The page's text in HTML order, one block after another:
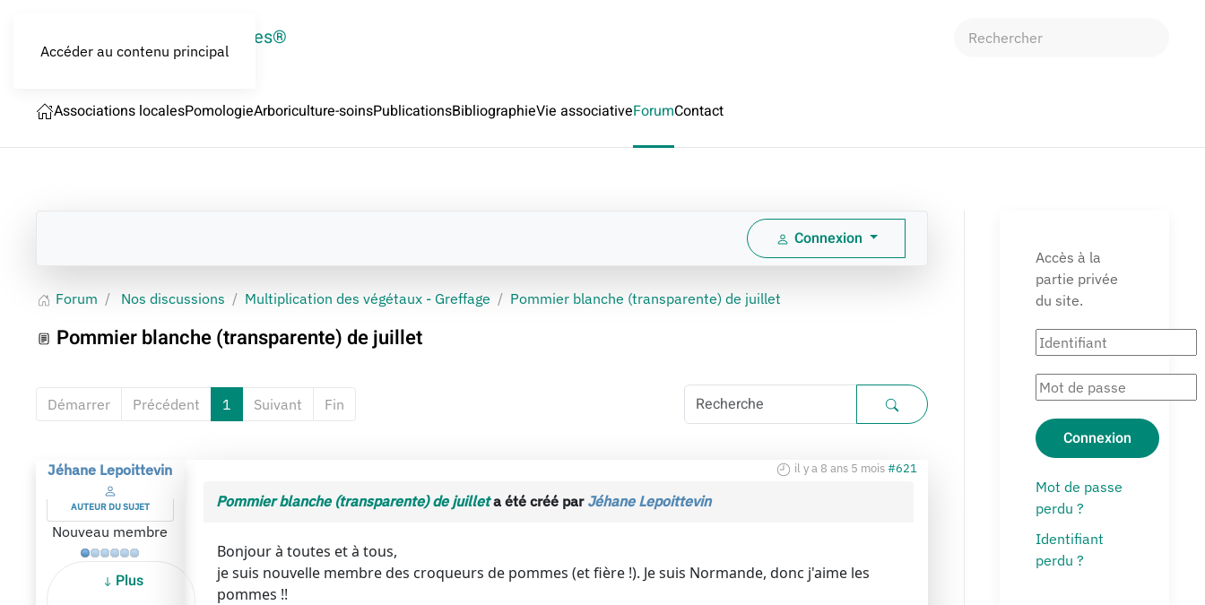
Accéder au contenu principal
LES CROQUEURS de pommes®
Associations localesPomologieArboriculture-soinsPublicationsBibliographieVie associativeForumContact
Connexion
Forum Nos discussions Multiplication des végétaux - Greffage Pommier blanche (transparente) de juillet
Pommier blanche (transparente) de juillet
Démarrer Précédent 1 Suivant Fin
Jéhane Lepoittevin
AUTEUR DU SUJET
Nouveau membre
Plus
il y a 8 ans 5 mois#621
Pommier blanche (transparente) de juilleta été créé par Jéhane Lepoittevin
Bonjour à toutes et à tous,
je suis nouvelle membre des croqueurs de pommes (et fière !). Je suis Normande, donc j'aime les
pommes !!
Accès à la
partie privée
du site.
Connexion
Mot de passe
perdu ?
Identifiant
perdu ?